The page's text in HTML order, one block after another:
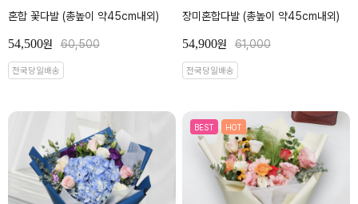
혼합 꽃다발 (총높이 약45cm내외)
54,500원 60,500
전국당일배송
장미혼합다발 (총높이 약45cm내외)
54,900원 61,000
전국당일배송
BEST HOT